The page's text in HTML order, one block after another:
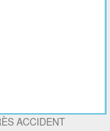
ACCIDENT